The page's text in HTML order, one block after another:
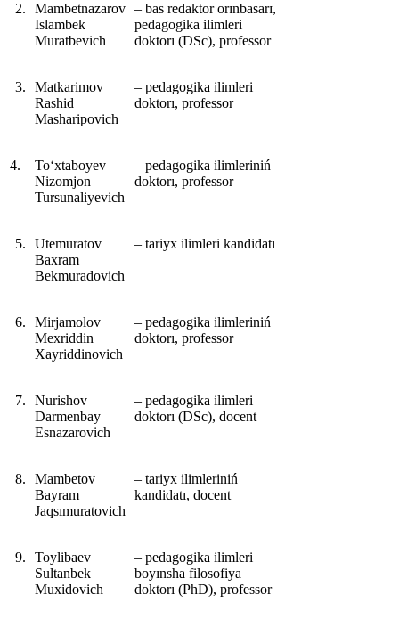
2.
Mambetnazarov
Islambek
Muratbevich
‒ bas redaktor orɪnbasarɪ,
pedagogika ilimleri
doktorı (DSc), professor
3.
Matkarimov
Rashid
Masharipovich
‒ pedagogika ilimleri
doktorı, professor
4.
To‘xtaboyev
Nizomjon
Tursunaliyevich
‒ pedagogika ilimleriniń
doktorı, professor
5.
Utemuratov
Baxram
Bekmuradovich
‒ tariyx ilimleri kandidatı
6.
Mirjamolov
Mexriddin
Xayriddinovich
‒ pedagogika ilimleriniń
doktorı, professor
7.
Nurishov
Darmenbay
Esnazarovich
‒ pedagogika ilimleri
doktorı (DSc), docent
8.
Mambetov
Bayram
Jaqsımuratovich
‒ tariyx ilimleriniń
kandidatı, docent
9.
Toylibaev
Sultanbek
Muxidovich
‒ pedagogika ilimleri
boyınsha filosofiya
doktorı (PhD), professor